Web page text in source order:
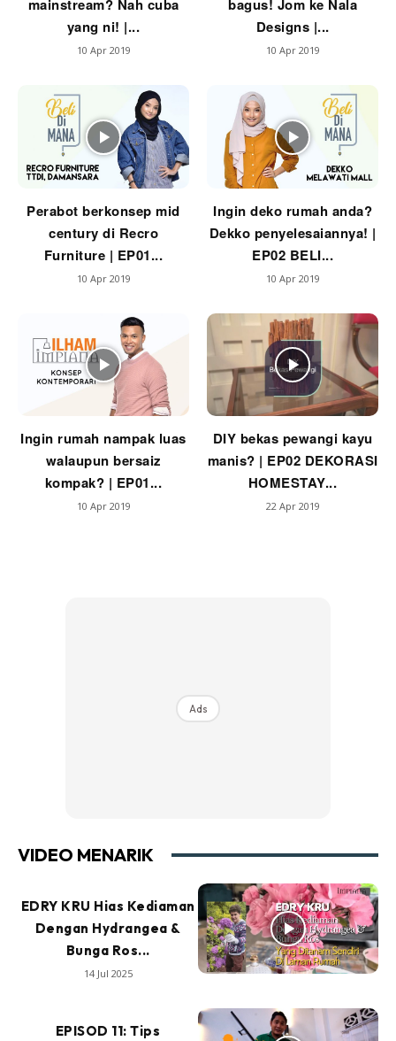
mainstream? Nah cuba
yang ni! |...
10 Apr 2019
bagus! Jom ke Nala
Designs |...
10 Apr 2019
Perabot berkonsep mid
century di Recro
Furniture | EP01...
10 Apr 2019
Ingin deko rumah anda?
Dekko penyelesaiannya! |
EP02 BELI...
10 Apr 2019
Ingin rumah nampak luas
walaupun bersaiz
kompak? | EP01...
10 Apr 2019
DIY bekas pewangi kayu
manis? | EP02 DEKORASI
HOMESTAY...
22 Apr 2019
Ads
VIDEO MENARIK
EDRY KRU Hias Kediaman
Dengan Hydrangea &
Bunga Ros...
14 Jul 2025
EPISOD 11: Tips